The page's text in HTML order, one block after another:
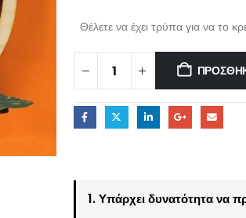
Θέλετε να έχει τρύπα για να το
1. Υπάρχει δυνατότητα να